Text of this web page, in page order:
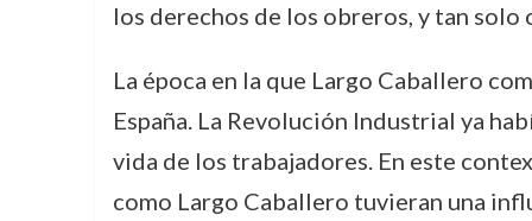
los derechos de los obreros, y tan solo
La época en la que Largo Caballero
España. La Revolución Industrial ya
vida de los trabajadores. En este
como Largo Caballero tuvieran una